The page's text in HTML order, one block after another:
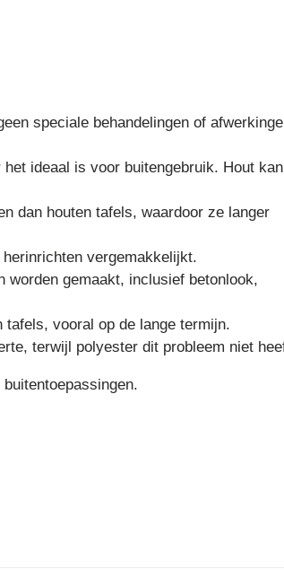
speciale behandelingen of
ideaal is voor buitengebruik. Hout kan
dan houten tafels, waardoor ze langer
vergemakkelijkt.
worden gemaakt, inclusief betonlook,
vooral op de lange termijn.
terwijl polyester dit probleem niet